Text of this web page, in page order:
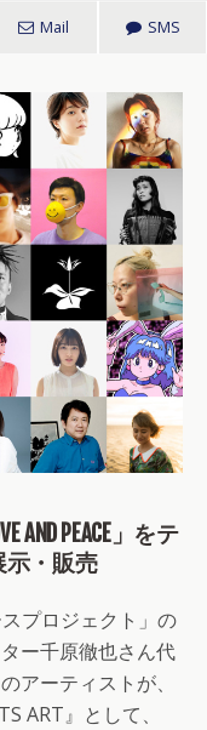
Mail SMS
PEACE」をテ
示・販売
プロジェクト」の
ー千原徹也さん代
アーティストが、
ART』として、